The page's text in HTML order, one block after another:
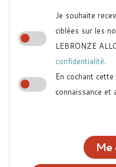
Je souhaite
ciblées sur les
LEBRONZE
confidentialité.
En cochant
connaissance et